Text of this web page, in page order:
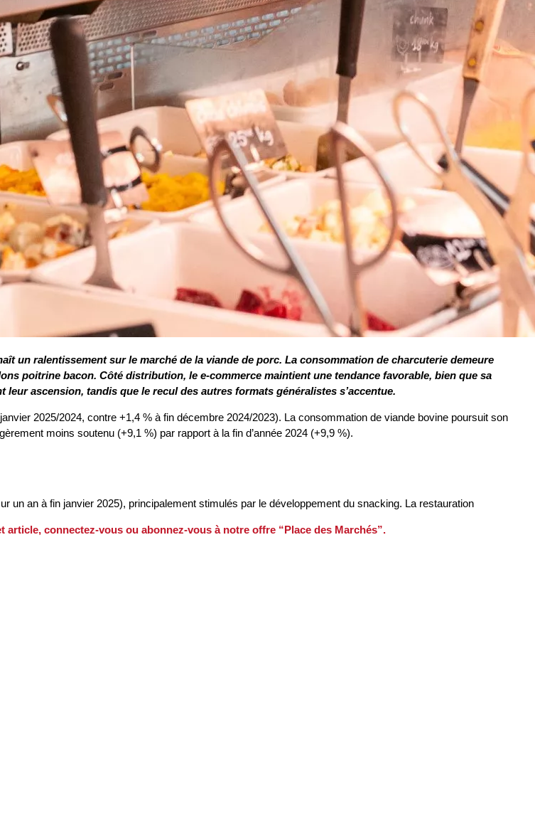
un ralentissement sur le marché de la viande de porc. La consommation de charcuterie demeure
poitrine bacon. Côté distribution, le e-commerce maintient une tendance favorable, bien que sa
ascension, tandis que le recul des autres formats généralistes s’accentue.
2025/2024, contre +1,4 % à fin décembre 2024/2023). La consommation de viande bovine poursuit son
moins soutenu (+9,1 %) par rapport à la fin d’année 2024 (+9,9 %).
un an à fin janvier 2025), principalement stimulés par le développement du snacking. La restauration
connectez-vous ou abonnez-vous à notre offre “Place des Marchés”.